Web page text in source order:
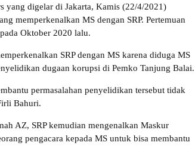
yang digelar di Jakarta, Kamis (22/4/2021)
memperkenalkan MS dengan SRP. Pertemuan
Oktober 2020 lalu.
SRP dengan MS karena diduga MS
dugaan korupsi di Pemko Tanjung Balai.
permasalahan penyelidikan tersebut tidak
Bahuri.
AZ, SRP kemudian mengenalkan Maskur
pengacara kepada MS untuk bisa membantu